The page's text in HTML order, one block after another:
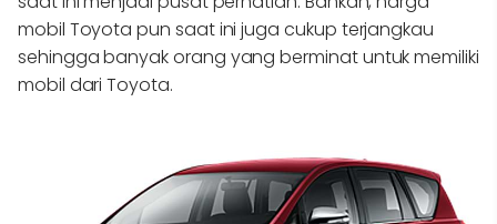
mobil Toyota pun saat ini juga cukup terjangkau
sehingga banyak orang yang berminat untuk memiliki
mobil dari Toyota.